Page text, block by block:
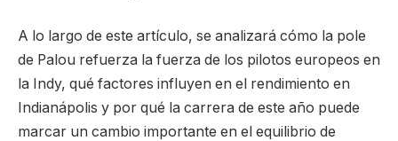
A lo largo de este artículo, se analizará cómo la pole
de Palou refuerza la fuerza de los pilotos europeos en
la Indy, qué factores influyen en el rendimiento en
Indianápolis y por qué la carrera de este año puede
marcar un cambio importante en el equilibrio de